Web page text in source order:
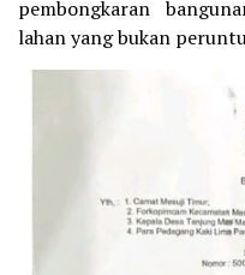
pembongkaran
lahan yang bukan